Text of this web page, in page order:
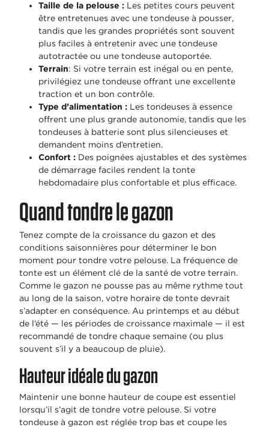
Taille de la pelouse : Les petites cours peuvent
être entretenues avec une tondeuse à pousser,
tandis que les grandes propriétés sont souvent
plus faciles à entretenir avec une tondeuse
autotractée ou une tondeuse autoportée.
Terrain: Si votre terrain est inégal ou en pente,
privilégiez une tondeuse offrant une excellente
traction et un bon contrôle.
Type d’alimentation : Les tondeuses à essence
offrent une plus grande autonomie, tandis que les
tondeuses à batterie sont plus silencieuses et
demandent moins d’entretien.
Confort : Des poignées ajustables et des systèmes
de démarrage faciles rendent la tonte
hebdomadaire plus confortable et plus efficace.
Quand tondre le gazon
Tenez compte de la croissance du gazon et des
conditions saisonnières pour déterminer le bon
moment pour tondre votre pelouse. La fréquence de
tonte est un élément clé de la santé de votre terrain.
Comme le gazon ne pousse pas au même rythme tout
au long de la saison, votre horaire de tonte devrait
s’adapter en conséquence. Au printemps et au début
de l’été — les périodes de croissance maximale — il est
recommandé de tondre chaque semaine (ou plus
souvent s’il y a beaucoup de pluie).
Hauteur idéale du gazon
Maintenir une bonne hauteur de coupe est essentiel
lorsqu’il s’agit de tondre votre pelouse. Si votre
tondeuse à gazon est réglée trop bas et coupe les